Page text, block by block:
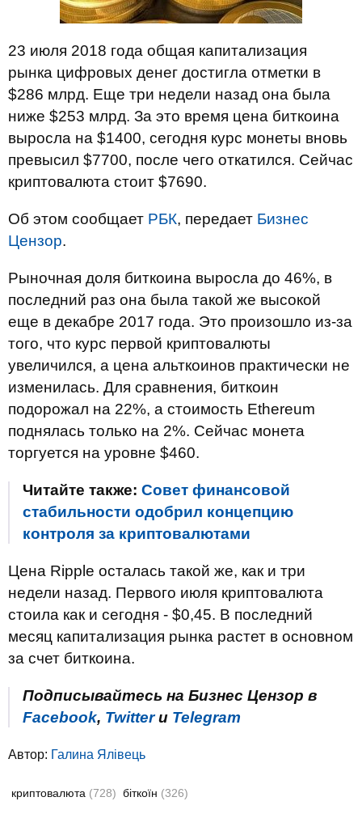
23 июля 2018 года общая капитализация
рынка цифровых денег достигла отметки в
$286 млрд. Еще три недели назад она была
ниже $253 млрд. За это время цена биткоина
выросла на $1400, сегодня курс монеты вновь
превысил $7700, после чего откатился. Сейчас
криптовалюта стоит $7690.
Об этом сообщает РБК, передает Бизнес
Цензор.
Рыночная доля биткоина выросла до 46%, в
последний раз она была такой же высокой
еще в декабре 2017 года. Это произошло из-за
того, что курс первой криптовалюты
увеличился, а цена альткоинов практически не
изменилась. Для сравнения, биткоин
подорожал на 22%, а стоимость Ethereum
поднялась только на 2%. Сейчас монета
торгуется на уровне $460.
Читайте также: Совет финансовой
стабильности одобрил концепцию
контроля за криптовалютами
Цена Ripple осталась такой же, как и три
недели назад. Первого июля криптовалюта
стоила как и сегодня - $0,45. В последний
месяц капитализация рынка растет в основном
за счет биткоина.
Подписывайтесь на Бизнес Цензор в
Facebook, Twitterи Telegram
Автор: Галина Ялівець
криптовалюта (728) біткоїн (326)